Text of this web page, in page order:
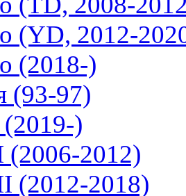
(YD, 2012-
(2018-)
(93-97)
(2019-)
2012)
(2012-2018)